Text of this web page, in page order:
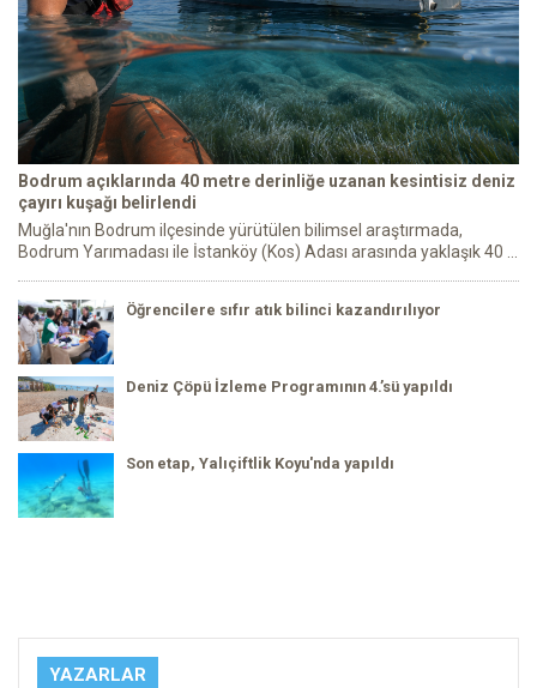
Bodrum açıklarında 40 metre derinliğe uzanan kesintisiz deniz
çayırı kuşağı belirlendi
Muğla'nın Bodrum ilçesinde yürütülen bilimsel araştırmada,
Bodrum Yarımadası ile İstanköy (Kos) Adası arasında yaklaşık 40 ...
Öğrencilere sıfır atık bilinci kazandırılıyor
Deniz Çöpü İzleme Programının 4.’sü yapıldı
Son etap, Yalıçiftlik Koyu'nda yapıldı
YAZARLAR